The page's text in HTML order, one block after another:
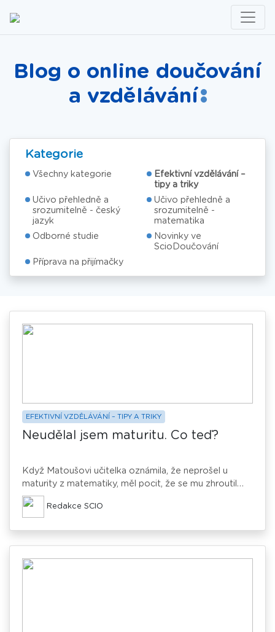
Blog o online doučování
a vzdělávání
Kategorie
Všechny kategorie
Efektivní vzdělávání –
tipy a triky
Učivo přehledně a
srozumitelně - český
jazyk
Učivo přehledně a
srozumitelně -
matematika
Odborné studie
Novinky ve
ScioDoučování
Příprava na přijímačky
EFEKTIVNÍ VZDĚLÁVÁNÍ – TIPY A TRIKY
Neudělal jsem maturitu. Co teď?
Když Matoušovi učitelka oznámila, že neprošel u
maturity z matematiky, měl pocit, že se mu zhroutil
svět: „Po čtyřech letech školy, po všech těch
stresujících písemkách, testech a pocení se u tabule,
dělat. Doma bylo ticho. Kamarádi slavili. A já jsem jen
seděl na posteli a díval se do zdi.“
Redakce SCIO